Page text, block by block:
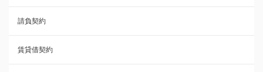
その他契約・書面
売買契約
請負契約
賃貸借契約